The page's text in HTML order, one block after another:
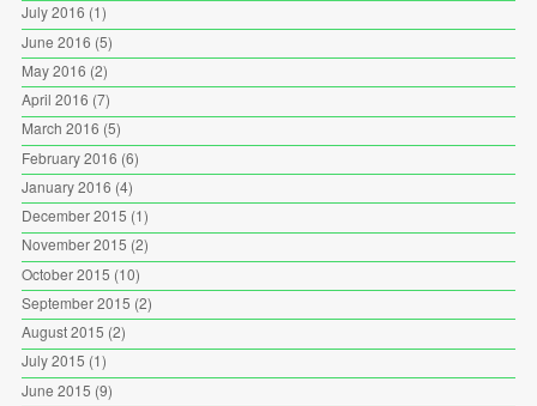
July 2016 (1)
June 2016 (5)
May 2016 (2)
April 2016 (7)
March 2016 (5)
February 2016 (6)
January 2016 (4)
December 2015 (1)
November 2015 (2)
October 2015 (10)
September 2015 (2)
August 2015 (2)
July 2015 (1)
June 2015 (9)